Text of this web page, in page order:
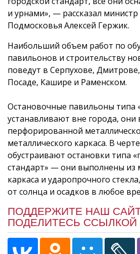
и урнами», — рассказал
Подмосковья Алексей Гержик.
Наибольший объем работ по
павильонов и строительству
поведут в Серпухове,
Посаде, Кашире и Раменском.
Остановочные павильоны типа
устанавливают вне города,
перфорированной
металлического каркаса. В
обустраивают остановки типа
стандарт» — они выполнены из
каркаса и ударопрочного
от солнца и осадков в любое
ПОДДЕРЖИТЕ НАШ
ПОДЕЛИТЕСЬ ССЫЛКОЙ